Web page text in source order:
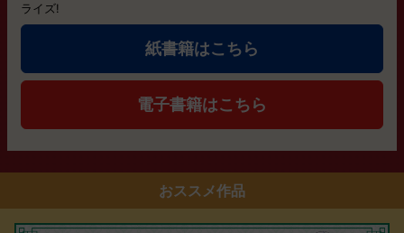
ライズ!
紙書籍はこちら
電子書籍はこちら
おススメ作品